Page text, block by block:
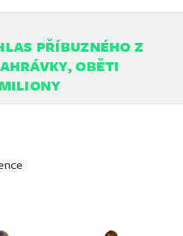
PŘÍBUZNÉHO Z
OBĚTI